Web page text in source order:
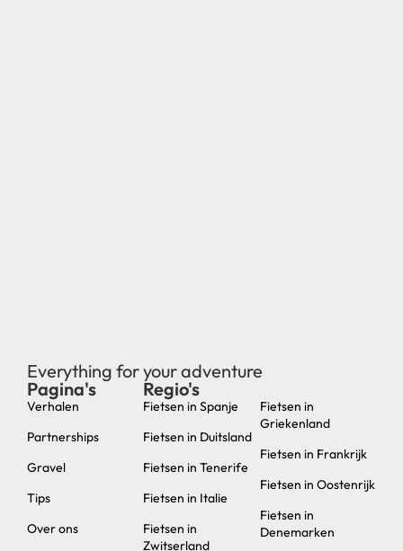
Everything for your adventure
Pagina's
Verhalen
Partnerships
Gravel
Tips
Over ons
Regio's
Fietsen in Spanje
Fietsen in Duitsland
Fietsen in Tenerife
Fietsen in Italie
Fietsen in
Zwitserland
Fietsen in
Griekenland
Fietsen in Frankrijk
Fietsen in Oostenrijk
Fietsen in
Denemarken